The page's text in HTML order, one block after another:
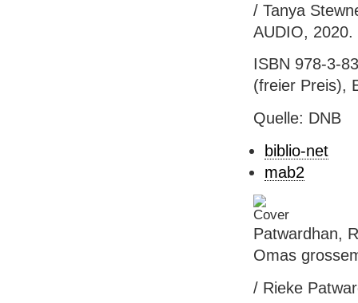
/ Tanya
AUDIO, 2020.
ISBN 978-3-
(freier Preis),
Quelle: DNB
biblio-net
mab2
Patwardhan,
Omas
/ Rieke